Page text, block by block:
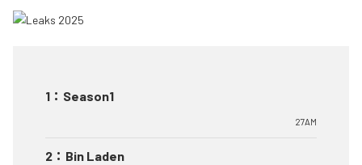
1 ： Season1
27AM
2 ： Bin Laden